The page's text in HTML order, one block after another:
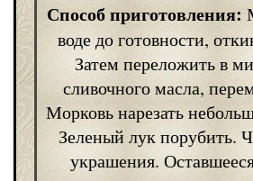
Способ приготовления:
воде до готовности,
Затем переложить в
сливочного масла,
Морковь нарезать
Зеленый лук порубить.
украшения.